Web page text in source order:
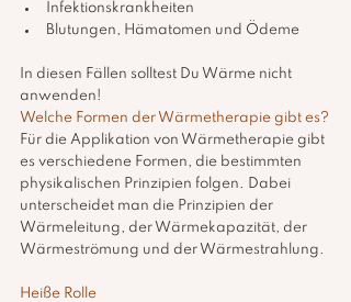
Infektionskrankheiten
Blutungen, Hämatomen und Ödeme
In diesen Fällen solltest Du Wärme nicht
anwenden!
Welche Formen der Wärmetherapie gibt es?
Für die Applikation von Wärmetherapie gibt
es verschiedene Formen, die bestimmten
physikalischen Prinzipien folgen. Dabei
unterscheidet man die Prinzipien der
Wärmeleitung, der Wärmekapazität, der
Wärmeströmung und der Wärmestrahlung.
Heiße Rolle